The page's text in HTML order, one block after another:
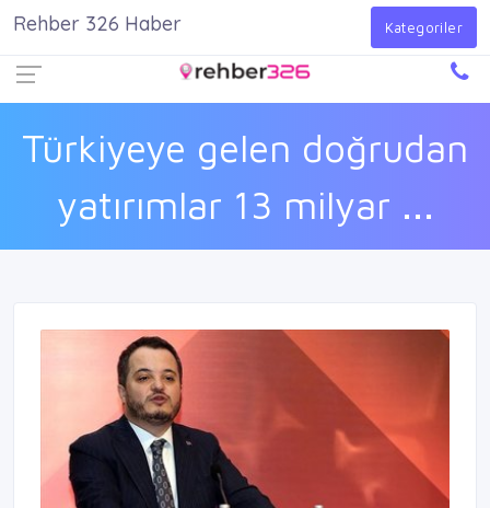
Giriş Yap
Türkiyeye gelen doğrudan
yatırımlar 13 milyar ...
Rehber 326 Haber Kategoriler